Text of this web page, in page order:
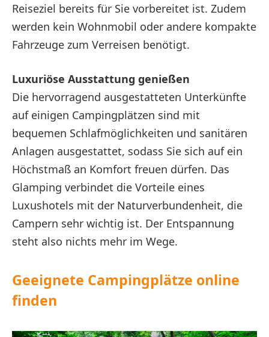
Reiseziel bereits für Sie vorbereitet ist. Zudem
werden kein Wohnmobil oder andere kompakte
Fahrzeuge zum Verreisen benötigt.
Luxuriöse Ausstattung genießen
Die hervorragend ausgestatteten Unterkünfte
auf einigen Campingplätzen sind mit
bequemen Schlafmöglichkeiten und sanitären
Anlagen ausgestattet, sodass Sie sich auf ein
Höchstmaß an Komfort freuen dürfen. Das
Glamping verbindet die Vorteile eines
Luxushotels mit der Naturverbundenheit, die
Campern sehr wichtig ist. Der Entspannung
steht also nichts mehr im Wege.
Geeignete Campingplätze online
finden